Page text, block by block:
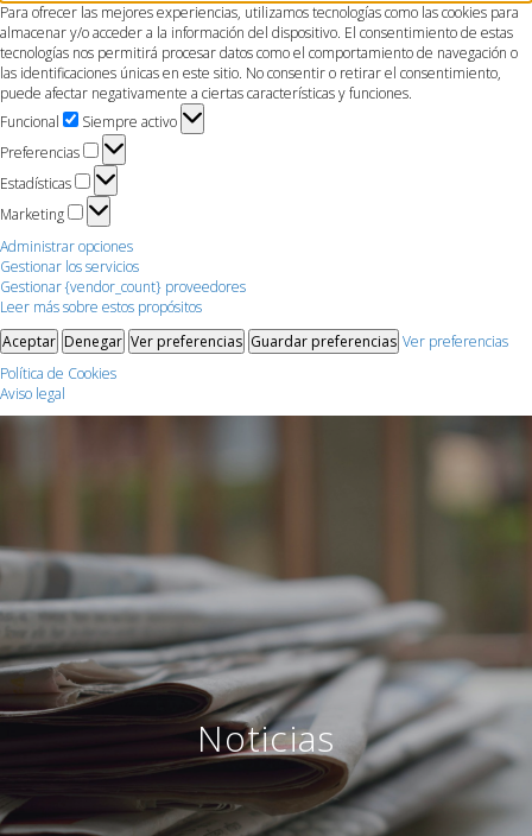
Para ofrecer las mejores experiencias, utilizamos tecnologías como las cookies para
almacenar y/o acceder a la información del dispositivo. El consentimiento de estas
tecnologías nos permitirá procesar datos como el comportamiento de navegación o
las identificaciones únicas en este sitio. No consentir o retirar el consentimiento,
puede afectar negativamente a ciertas características y funciones.
Funcional
Funcional
Siempre activo
Preferencias
Preferencias
Estadísticas
Estadísticas
Marketing
Marketing
Administrar opciones
Gestionar los servicios
Gestionar {vendor_count} proveedores
Leer más sobre estos propósitos
Aceptar Denegar Ver preferencias Guardar preferencias Ver preferencias
Política de Cookies
Aviso legal
Noticias